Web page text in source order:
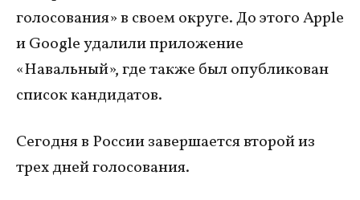
голосования» в своем округе. До этого Apple
и Google удалили приложение
«Навальный», где также был опубликован
список кандидатов.
Сегодня в России завершается второй из
трех дней голосования.